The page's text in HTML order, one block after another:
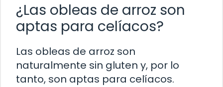
¿Las obleas de arroz son
aptas para celíacos?
Las obleas de arroz son
naturalmente sin gluten y, por lo
tanto, son aptas para celíacos.